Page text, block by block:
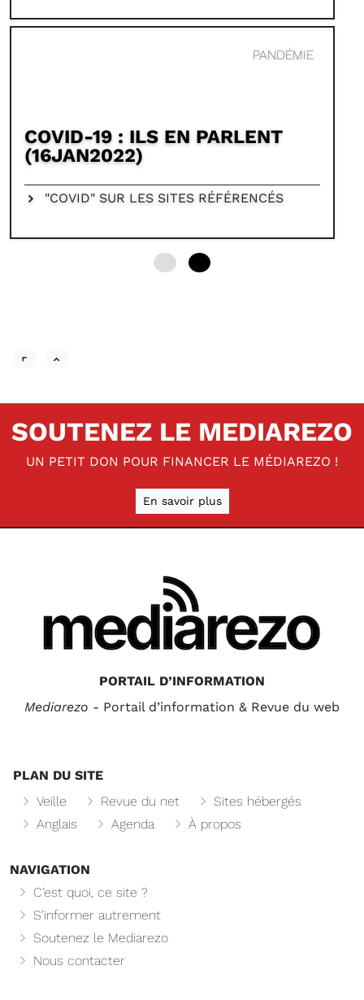
PANDÉMIE
COVID-19 : ILS EN PARLENT
(16JAN2022)
"COVID" SUR LES SITES RÉFÉRENCÉS
SOUTENEZ LE MEDIAREZO
UN PETIT DON POUR FINANCER LE MÉDIAREZO !
En savoir plus
PORTAIL D’INFORMATION
Mediarezo - Portail d’information & Revue du web
PLAN DU SITE
Veille
Revue du net
Sites hébergés
Anglais
Agenda À propos
NAVIGATION
C’est quoi, ce site ?
S’informer autrement
Soutenez le Mediarezo
Nous contacter